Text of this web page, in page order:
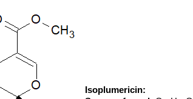
Isoplumericin: